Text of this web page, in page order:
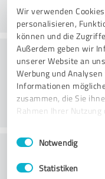
Wir verwenden
personalisieren,
können und die
Außerdem geben wir
unserer Website an
Werbung und
Informationen
zusammen, die Sie
Rahmen Ihrer Nutzung
Impressum
Einwilligungsauswahl
Notwendig
Statistiken